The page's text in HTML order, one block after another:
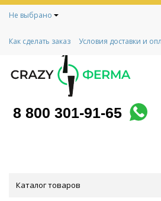
Не выбрано
Как сделать заказ Условия доставки и
Контакты
Социальный контракт
Любимая ферма
8 800 301-91-65
Каталог товаров